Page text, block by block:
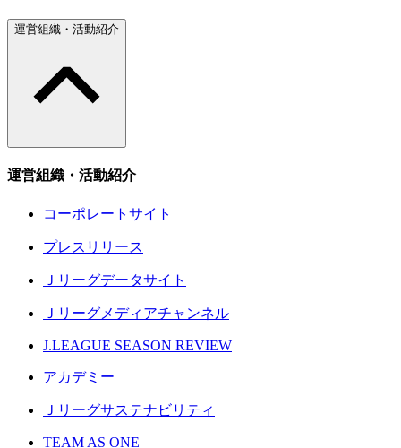
運営組織・活動紹介
運営組織・活動紹介
コーポレートサイト
プレスリリース
Ｊリーグデータサイト
Ｊリーグメディアチャンネル
J.LEAGUE SEASON REVIEW
アカデミー
Ｊリーグサステナビリティ
TEAM AS ONE